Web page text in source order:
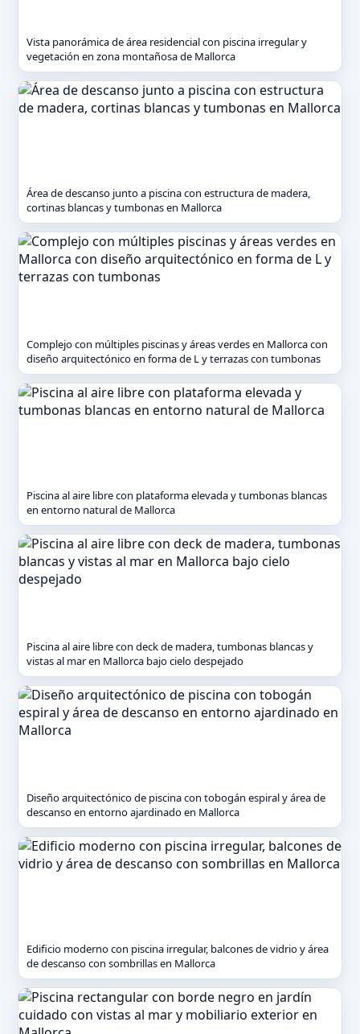
Vista panorámica de área residencial con piscina irregular y
vegetación en zona montañosa de Mallorca
Área de descanso junto a piscina con estructura de madera,
cortinas blancas y tumbonas en Mallorca
Complejo con múltiples piscinas y áreas verdes en Mallorca con
diseño arquitectónico en forma de L y terrazas con tumbonas
Piscina al aire libre con plataforma elevada y tumbonas blancas
en entorno natural de Mallorca
Piscina al aire libre con deck de madera, tumbonas blancas y
vistas al mar en Mallorca bajo cielo despejado
Diseño arquitectónico de piscina con tobogán espiral y área de
descanso en entorno ajardinado en Mallorca
Edificio moderno con piscina irregular, balcones de vidrio y área
de descanso con sombrillas en Mallorca